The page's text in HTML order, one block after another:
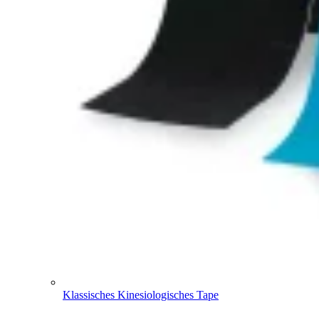
Klassisches Kinesiologisches Tape